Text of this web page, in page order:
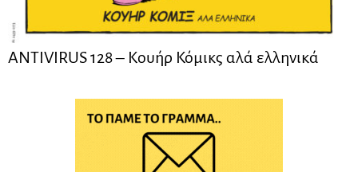
ANTIVIRUS 128 – Kουήρ Κόμικς αλά ελληνικά